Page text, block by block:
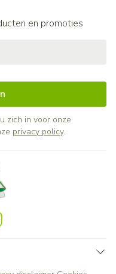
en promoties
zich in voor onze
privacy policy.